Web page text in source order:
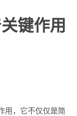
键作用
用，它不仅仅是简